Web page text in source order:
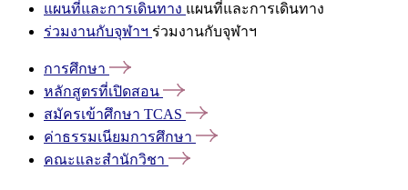
แผนที่และการเดินทาง แผนที่และการเดินทาง
ร่วมงานกับจุฬาฯ ร่วมงานกับจุฬาฯ
การศึกษา
หลักสูตรที่เปิดสอน
สมัครเข้าศึกษา TCAS
ค่าธรรมเนียมการศึกษา
คณะและสำนักวิชา